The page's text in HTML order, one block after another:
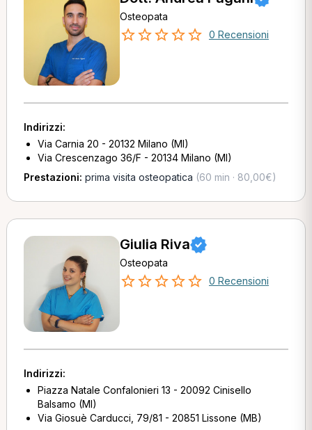
Osteopata
0 Recensioni
Indirizzi:
Via Carnia 20 - 20132 Milano (MI)
Via Crescenzago 36/F - 20134 Milano (MI)
Prestazioni: prima visita osteopatica (60 min · 80,00€)
Giulia Riva
Osteopata
0 Recensioni
Indirizzi:
Piazza Natale Confalonieri 13 - 20092 Cinisello
Balsamo (MI)
Via Giosuè Carducci, 79/81 - 20851 Lissone (MB)